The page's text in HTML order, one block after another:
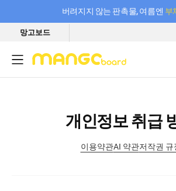
버려지지 않는 판촉물, 여름엔 부
필요한 만큼 충전하고 끊김 없이 작업하세요! 새
망고보드
개인정보 취급
이용약관AI 약관저작권 규